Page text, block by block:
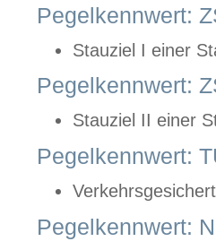
Pegelkennwert:
Stauziel I einer
Pegelkennwert:
Stauziel II einer
Pegelkennwert:
Pegelkennwert: